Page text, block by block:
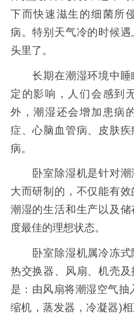
下而快速滋生的细菌所
病。特别天气冷的时候
头里了。
长期在潮湿环境中睡
定的影响，人们会感到
外，潮湿还会增加患病
症、心脑血管病、皮肤
病。
卧室除湿机是针对潮
大而研制的，不仅能有
潮湿的生活和生产以及
度最佳的理想状态。
卧室除湿机属冷冻式
热交换器、风扇、机壳
是：由风扇将潮湿空气抽
缩机，蒸发器，冷凝器)